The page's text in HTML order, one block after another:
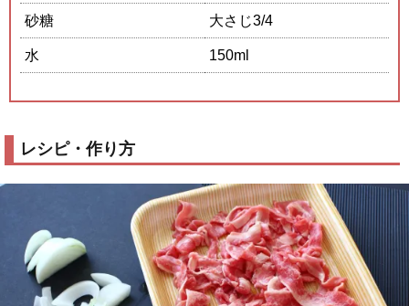
砂糖 大さじ3/4
水 150ml
レシピ・作り方